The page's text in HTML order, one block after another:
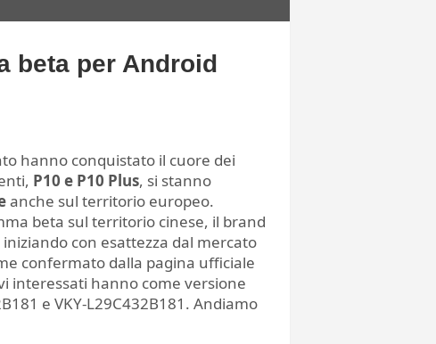
beta per Android
hanno conquistato il cuore dei
P10 e P10 Plus, si stanno
anche sul territorio europeo.
beta sul territorio cinese, il brand
con esattezza dal mercato
confermato dalla pagina ufficiale
interessati hanno come versione
e VKY-L29C432B181. Andiamo